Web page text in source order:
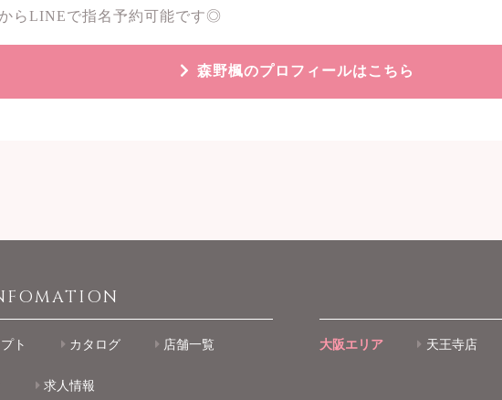
らLINEで指名予約可能です◎
森野楓のプロフィールはこちら
ト カタログ 店舗一覧
求人情報
大阪エリア 天王寺店